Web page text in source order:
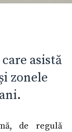
asistă
zonele
de regulă